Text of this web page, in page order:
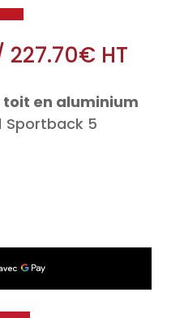
227.70€HT
toit en aluminium
Sportback 5